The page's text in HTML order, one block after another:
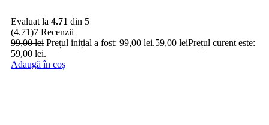
Evaluat la 4.71 din 5
(4.71)7 Recenzii
99,00lei Prețul inițial a fost: 99,00 lei.59,00 leiPrețul curent este:
59,00 lei.
Adaugă în coș